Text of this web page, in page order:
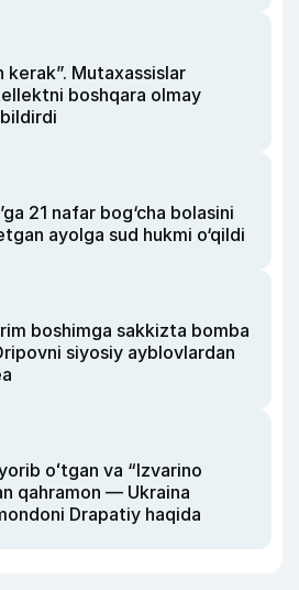
kerak”. Mutaxassislar
boshqara olmay
21 nafar bog‘cha bolasini
ayolga sud hukmi o‘qildi
boshimga sakkizta bomba
siyosiy ayblovlardan
oʻtgan va “Izvarino
qahramon — Ukraina
Drapatiy haqida